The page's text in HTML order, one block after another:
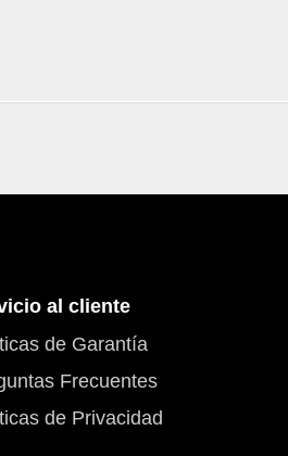
al cliente
de Garantía
Frecuentes
de Privacidad